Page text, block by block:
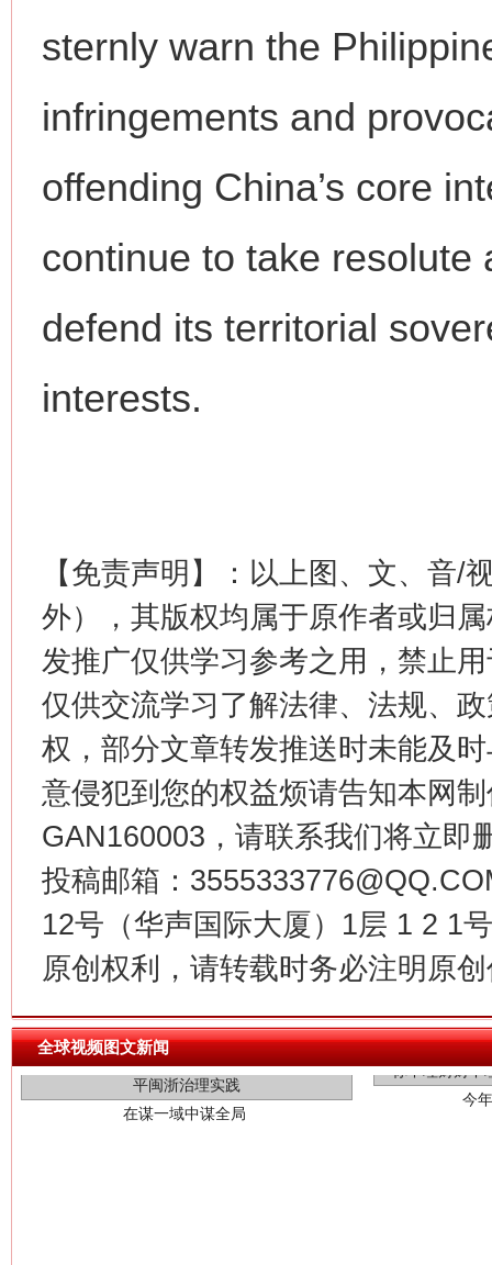
sternly warn the
infringements and
offending China’s core
continue to take resolute
defend its territorial
interests.
【免责声明】：以上图、文、音/
外），其版权均属于原作者或归
发推广仅供学习参考之用，禁止
仅供交流学习了解法律、法规、
权，部分文章转发推送时未能及
意侵犯到您的权益烦请告知本网
GAN160003，请联系我们将立即
投稿邮箱：
12号（华声国际大厦）1层 1 2 1
原创权利，请转载时务必注明原
全球视频图文新闻
这是一记警钟！ 谢
在谋一域中谋全局
今